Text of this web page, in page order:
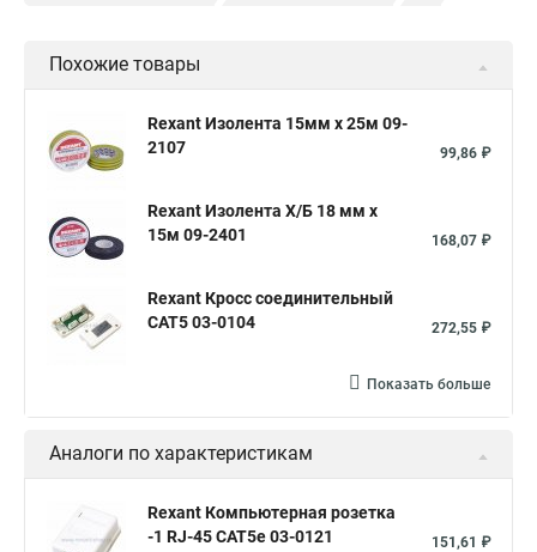
Универсальная телефонная вилка
Телефонная розетка
Похожие товары
Rexant Изолента 15мм х 25м 09-
2107
99,86 ₽
Rexant Изолента Х/Б 18 мм х
15м 09-2401
168,07 ₽
Rexant Кросс соединительный
CAT5 03-0104
272,55 ₽
Показать больше
Аналоги по характеристикам
Rexant Компьютерная розетка
-1 RJ-45 CAT5e 03-0121
151,61 ₽